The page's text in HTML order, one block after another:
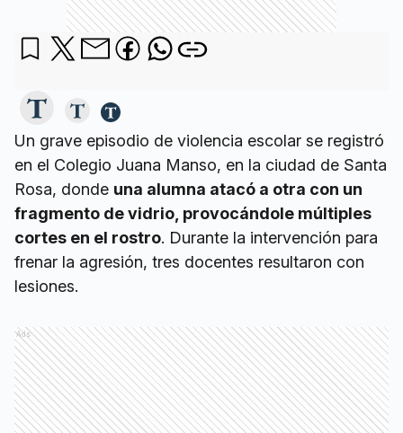
Un grave episodio de violencia escolar se registró
en el Colegio Juana Manso, en la ciudad de Santa
Rosa, donde una alumna atacó a otra con un
fragmento de vidrio, provocándole múltiples
cortes en el rostro. Durante la intervención para
frenar la agresión, tres docentes resultaron con
lesiones.
Ads